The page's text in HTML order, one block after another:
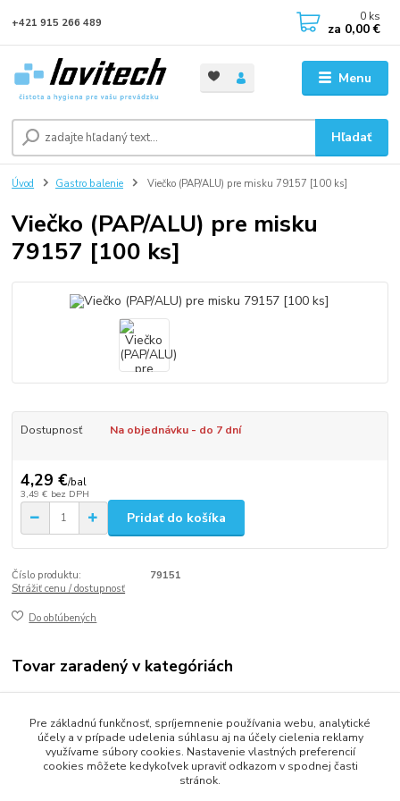
Menu
Hľadať
+421 915 266 489 0 ks
za 0,00 €
Úvod Gastro balenie Viečko (PAP/ALU) pre misku 79157 [100 ks]
Viečko (PAP/ALU) pre misku
79157 [100 ks]
Dostupnosť Na objednávku - do 7 dní
4,29 €/bal
3,49 € bez DPH
Pridať do košíka
Číslo produktu:
79151
Strážiť cenu / dostupnosť
Do obľúbených
Tovar zaradený v kategóriách
Gastro balenie
Misky a vaničky
Pre základnú funkčnosť, spríjemnenie používania webu, analytické
účely a v prípade udelenia súhlasu aj na účely cielenia reklamy
využívame súbory cookies. Nastavenie vlastných preferencií
cookies môžete kedykoľvek upraviť odkazom v spodnej časti
stránok.